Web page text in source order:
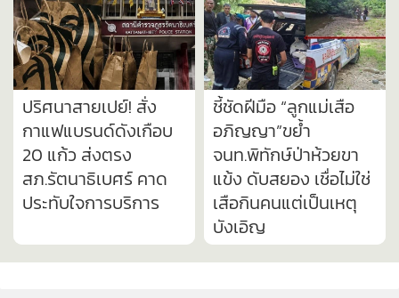
ปริศนาสายเปย์! สั่ง
กาแฟแบรนด์ดังเกือบ
20 แก้ว ส่งตรง
สภ.รัตนาธิเบศร์ คาด
ประทับใจการบริการ
ชี้ชัดฝีมือ “ลูกแม่เสือ
อภิญญา”ขย้ำ
จนท.พิทักษ์ป่าห้วยขา
แข้ง ดับสยอง เชื่อไม่ใช่
เสือกินคนแต่เป็นเหตุ
บังเอิญ